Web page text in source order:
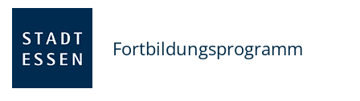
Fortbildungsprogramm